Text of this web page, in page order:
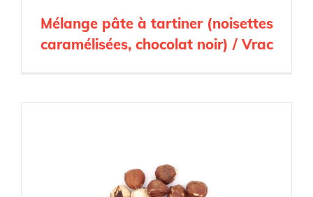
Mélange pâte à tartiner (noisettes
caramélisées, chocolat noir) / Vrac